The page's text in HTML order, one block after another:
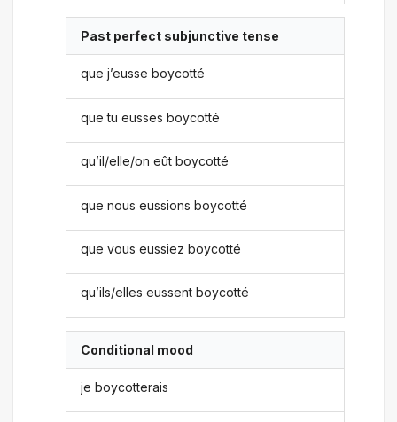
Past perfect subjunctive tense
que j’eusse boycotté
que tu eusses boycotté
qu’il/elle/on eût boycotté
que nous eussions boycotté
que vous eussiez boycotté
qu’ils/elles eussent boycotté
Conditional mood
je boycotterais